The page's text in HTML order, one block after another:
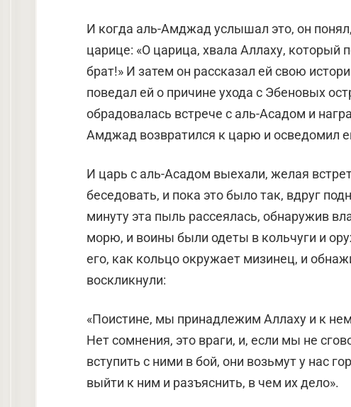
И когда аль-Амджад услышал это, он
царице: «О царица, хвала Аллаху,
брат!» И затем он рассказал ей свою
поведал ей о причине ухода с Эбеновых
обрадовалась встрече с аль-Асадом и
Амджад возвратился к царю и осведомил
И царь с аль-Асадом выехали, желая
беседовать, и пока это было так, вдруг
минуту эта пыль рассеялась, обнаружив
морю, и воины были одеты в кольчуги и
его, как кольцо окружает мизинец, и
воскликнули:
«Поистине, мы принадлежим Аллаху и к
Нет сомнения, это враги, и, если мы не
вступить с ними в бой, они возьмут у нас
выйти к ним и разъяснить, в чем их дело».